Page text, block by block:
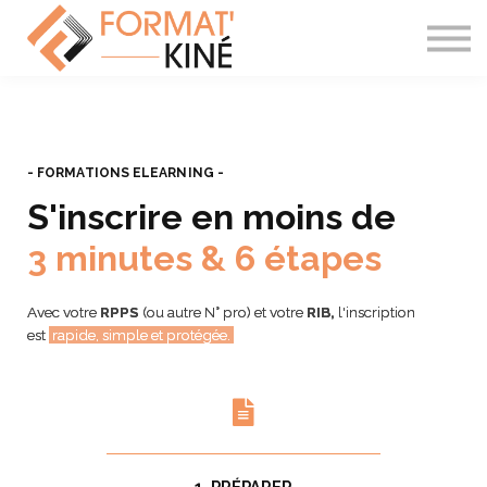
À PROPOS
CONTACT
- FORMATIONS ELEARNING -
S'inscrire en moins de
3 minutes & 6 étapes
Avec votre RPPS (ou autre N° pro) et votre RIB, l'inscription
est rapide, simple et protégée.